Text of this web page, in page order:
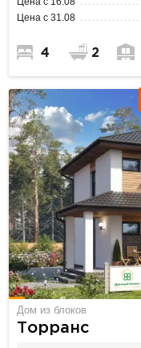
Цена с 31.08
4 2
Дом из блоков
Торранс